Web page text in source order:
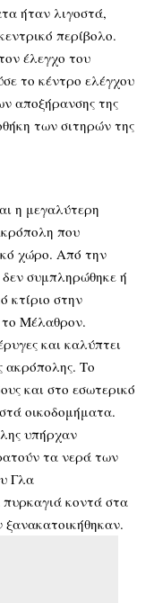
ήταν λιγοστά,
περίβολο.
έλεγχο του
το κέντρο ελέγχου
αποξήρανσης της
των σιτηρών της
η μεγαλύτερη
που
χώρο. Από την
συμπληρώθηκε ή
κτίριο στην
Μέλαθρον.
και καλύπτει
ακρόπολης. Το
και στο εσωτερικό
οικοδομήματα.
υπήρχαν
τα νερά των
Γλα
κοντά στα
ξανακατοικήθηκαν.